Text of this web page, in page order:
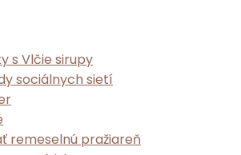
s Vlčie sirupy
sociálnych sietí
remeselnú pražiareň